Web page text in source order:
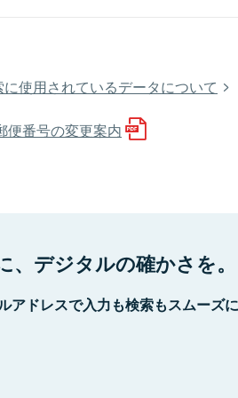
使用されているデータについて
便番号の変更案内
、デジタルの確かさを。
アドレスで入力も検索もスムーズ